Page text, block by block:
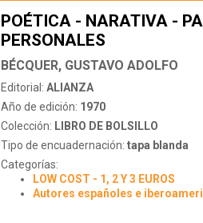
POÉTICA - NARATIVA -
PERSONALES
BÉCQUER, GUSTAVO ADOLFO
Editorial: ALIANZA
Año de edición: 1970
Colección: LIBRO DE BOLSILLO
Tipo de encuadernación: tapa blanda
Categorías:
LOW COST - 1, 2 Y 3 EUROS
Autores españoles e